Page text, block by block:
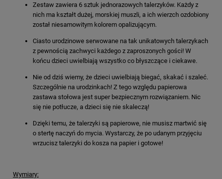
Zestaw zawiera 6 sztuk jednorazowych talerzyków. Każdy z
nich ma kształt dużej, morskiej muszli, a ich wierzch ozdobiony
został niesamowitym kolorem opalizującym.
Ciasto urodzinowe serwowane na tak unikatowych talerzykach
z pewnością zachwyci każdego z zaproszonych gości! W
końcu dzieci uwielbiają wszystko co błyszczące i ciekawe.
Nie od dziś wiemy, że dzieci uwielbiają biegać, skakać i szaleć.
Szczególnie na urodzinkach! Z tego względu papierowa
zastawa stołowa jest super bezpiecznym rozwiązaniem. Nic
się nie potłucze, a dzieci się nie skaleczą!
Dzięki temu, że talerzyki są papierowe, nie musisz martwić się
o stertę naczyń do mycia. Wystarczy, że po udanym przyjęciu
wrzucisz talerzyki do kosza na papier i gotowe!
Wymiary: